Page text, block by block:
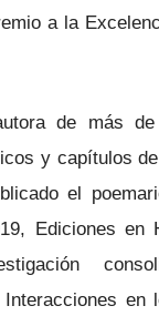
a la
de más
y capítulos
el
Ediciones en
en